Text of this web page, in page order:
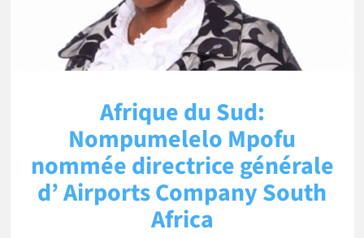
Afrique du Sud:
Nompumelelo Mpofu
nommée directrice générale
d’ Airports Company South
Africa